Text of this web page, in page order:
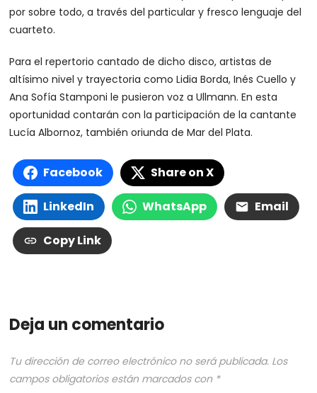
por sobre todo, a través del particular y fresco lenguaje del
cuarteto.
Para el repertorio cantado de dicho disco, artistas de
altísimo nivel y trayectoria como Lidia Borda, Inés Cuello y
Ana Sofía Stamponi le pusieron voz a Ullmann. En esta
oportunidad contarán con la participación de la cantante
Lucía Albornoz, también oriunda de Mar del Plata.
Facebook Share on X
LinkedIn WhatsApp Email
Copy Link
Deja un comentario
Tu dirección de correo electrónico no será publicada. Los
campos obligatorios están marcados con *